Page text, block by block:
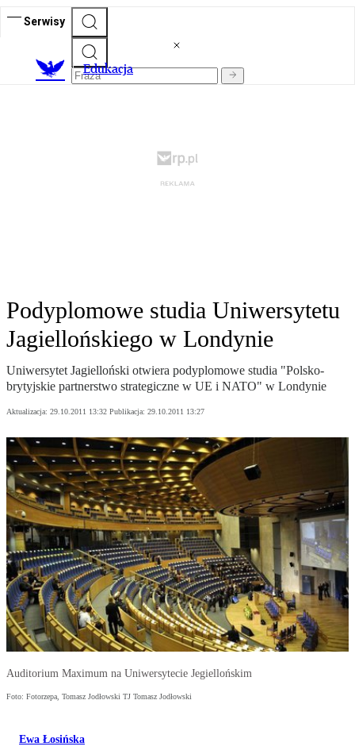
Serwisy
Edukacja
Podyplomowe studia Uniwersytetu
Jagiellońskiego w Londynie
Uniwersytet Jagielloński otwiera podyplomowe studia "Polsko-
brytyjskie partnerstwo strategiczne w UE i NATO" w Londynie
Aktualizacja: 29.10.2011 13:32 Publikacja: 29.10.2011 13:27
Auditorium Maximum na Uniwersytecie Jegiellońskim
Foto: Fotorzepa, Tomasz Jodłowski TJ Tomasz Jodłowski
Ewa Łosińska